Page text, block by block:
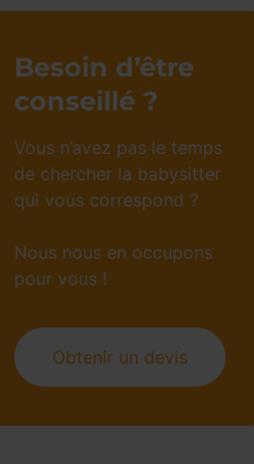
Besoin d’être
conseillé ?
Vous n’avez pas le temps
de chercher la babysitter
qui vous correspond ?
Nous nous en occupons
pour vous !
Obtenir un devis